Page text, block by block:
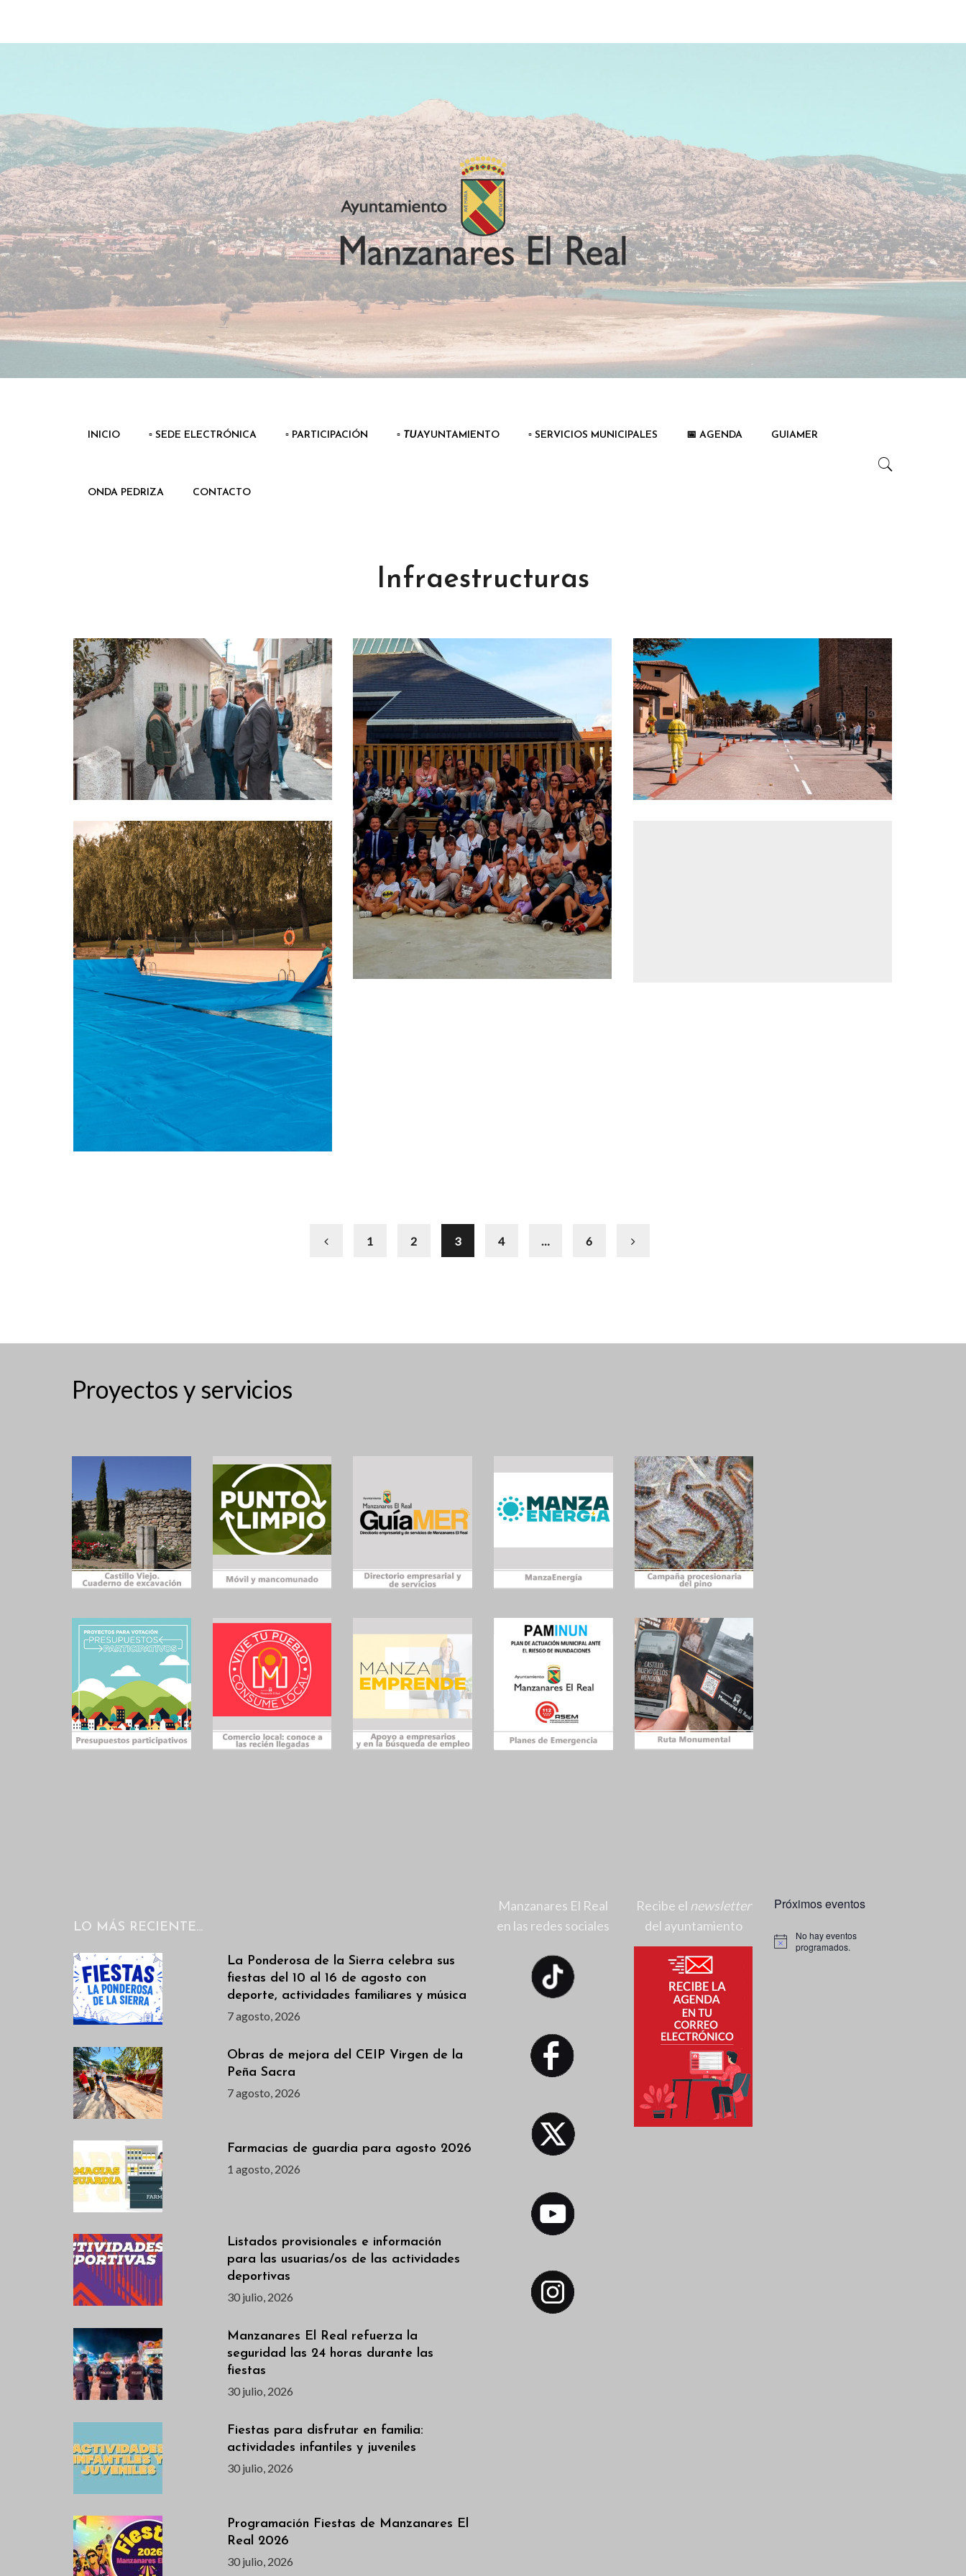
INICIO ▫️ SEDE ELECTRÓNICA ▫️ PARTICIPACIÓN ▫️ TUAYUNTAMIENTO ▫️ SERVICIOS MUNICIPALES 📅 AGENDA GUIAMER
ONDA PEDRIZA CONTACTO
Infraestructuras
El viceconsejero de
Administración Local y
Digitalización de la CAM
visita los trabajos de
asfaltado llevados a
cabo por el
Ayuntamiento de
Manzanares El Real
23 marzo, 2023
El Colegio ‘Los Abetos’
de Manzanares El Real
recibe el XIV premio
«Magisterio
Infraestructuras 17 octubre, 2022
Operación Asfalto
rehabilitará parte de 28
calles del municipio del
2022
Actualidad, Comunicación,
Infraestructuras,
Mantenimiento Red Viaria E
Instalaciones
13 octubre, 2022
Abrigamos las aguas de
la Piscina municipal
Infraestructuras 24 junio, 2022
1 2 3 4 … 6
Proyectos y servicios
LO MÁS RECIENTE…
La Ponderosa de la Sierra celebra sus
fiestas del 10 al 16 de agosto con
deporte, actividades familiares y música
7 agosto, 2026
Obras de mejora del CEIP Virgen de la
Peña Sacra
7 agosto, 2026
Farmacias de guardia para agosto 2026
1 agosto, 2026
Listados provisionales e información
para las usuarias/os de las actividades
deportivas
30 julio, 2026
Manzanares El Real refuerza la
seguridad las 24 horas durante las
fiestas
30 julio, 2026
Fiestas para disfrutar en familia:
actividades infantiles y juveniles
30 julio, 2026
Programación Fiestas de Manzanares El
Real 2026
30 julio, 2026
Manzanares El Real
en las redes sociales
Recibe el newsletter
del ayuntamiento
Próximos eventos
A
No hay eventos
programados.